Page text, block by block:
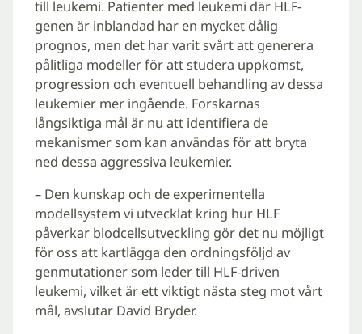
till leukemi. Patienter med leukemi där HLF-
genen är inblandad har en mycket dålig
prognos, men det har varit svårt att generera
pålitliga modeller för att studera uppkomst,
progression och eventuell behandling av dessa
leukemier mer ingående. Forskarnas
långsiktiga mål är nu att identifiera de
mekanismer som kan användas för att bryta
ned dessa aggressiva leukemier.
– Den kunskap och de experimentella
modellsystem vi utvecklat kring hur HLF
påverkar blodcellsutveckling gör det nu möjligt
för oss att kartlägga den ordningsföljd av
genmutationer som leder till HLF-driven
leukemi, vilket är ett viktigt nästa steg mot vårt
mål, avslutar David Bryder.